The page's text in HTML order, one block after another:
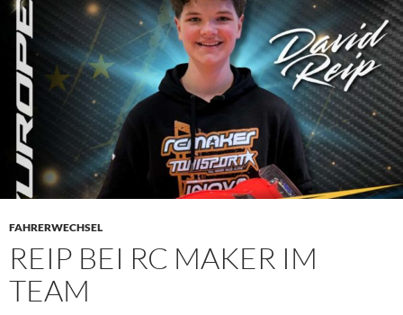
FAHRERWECHSEL
REIP BEI RC MAKER IM
TEAM